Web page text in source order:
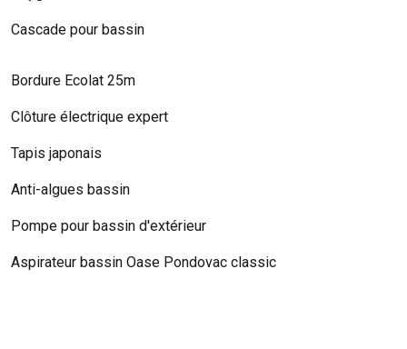
Cascade pour bassin
Bordure Ecolat 25m
Clôture électrique expert
Tapis japonais
Anti-algues bassin
Pompe pour bassin d'extérieur
Aspirateur bassin Oase Pondovac classic